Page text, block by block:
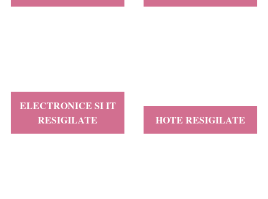
ELECTRONICE SI IT
RESIGILATE
HOTE RESIGILATE